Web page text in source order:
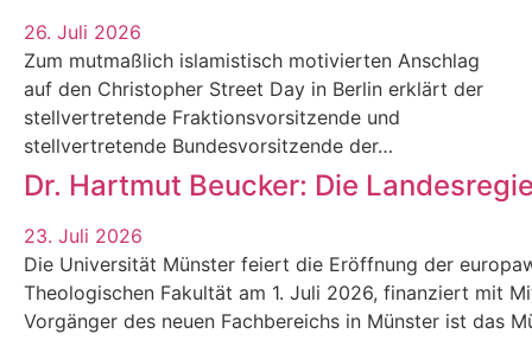
26. Juli 2026
Zum mutmaßlich islamistisch motivierten Anschlag
auf den Christopher Street Day in Berlin erklärt der
stellvertretende Fraktionsvorsitzende und
stellvertretende Bundesvorsitzende der…
Dr. Hartmut Beucker: Die
23. Juli 2026
Die Universität Münster feiert die Eröffnung der
Theologischen Fakultät am 1. Juli 2026, finanziert mit
Vorgänger des neuen Fachbereichs in Münster ist das